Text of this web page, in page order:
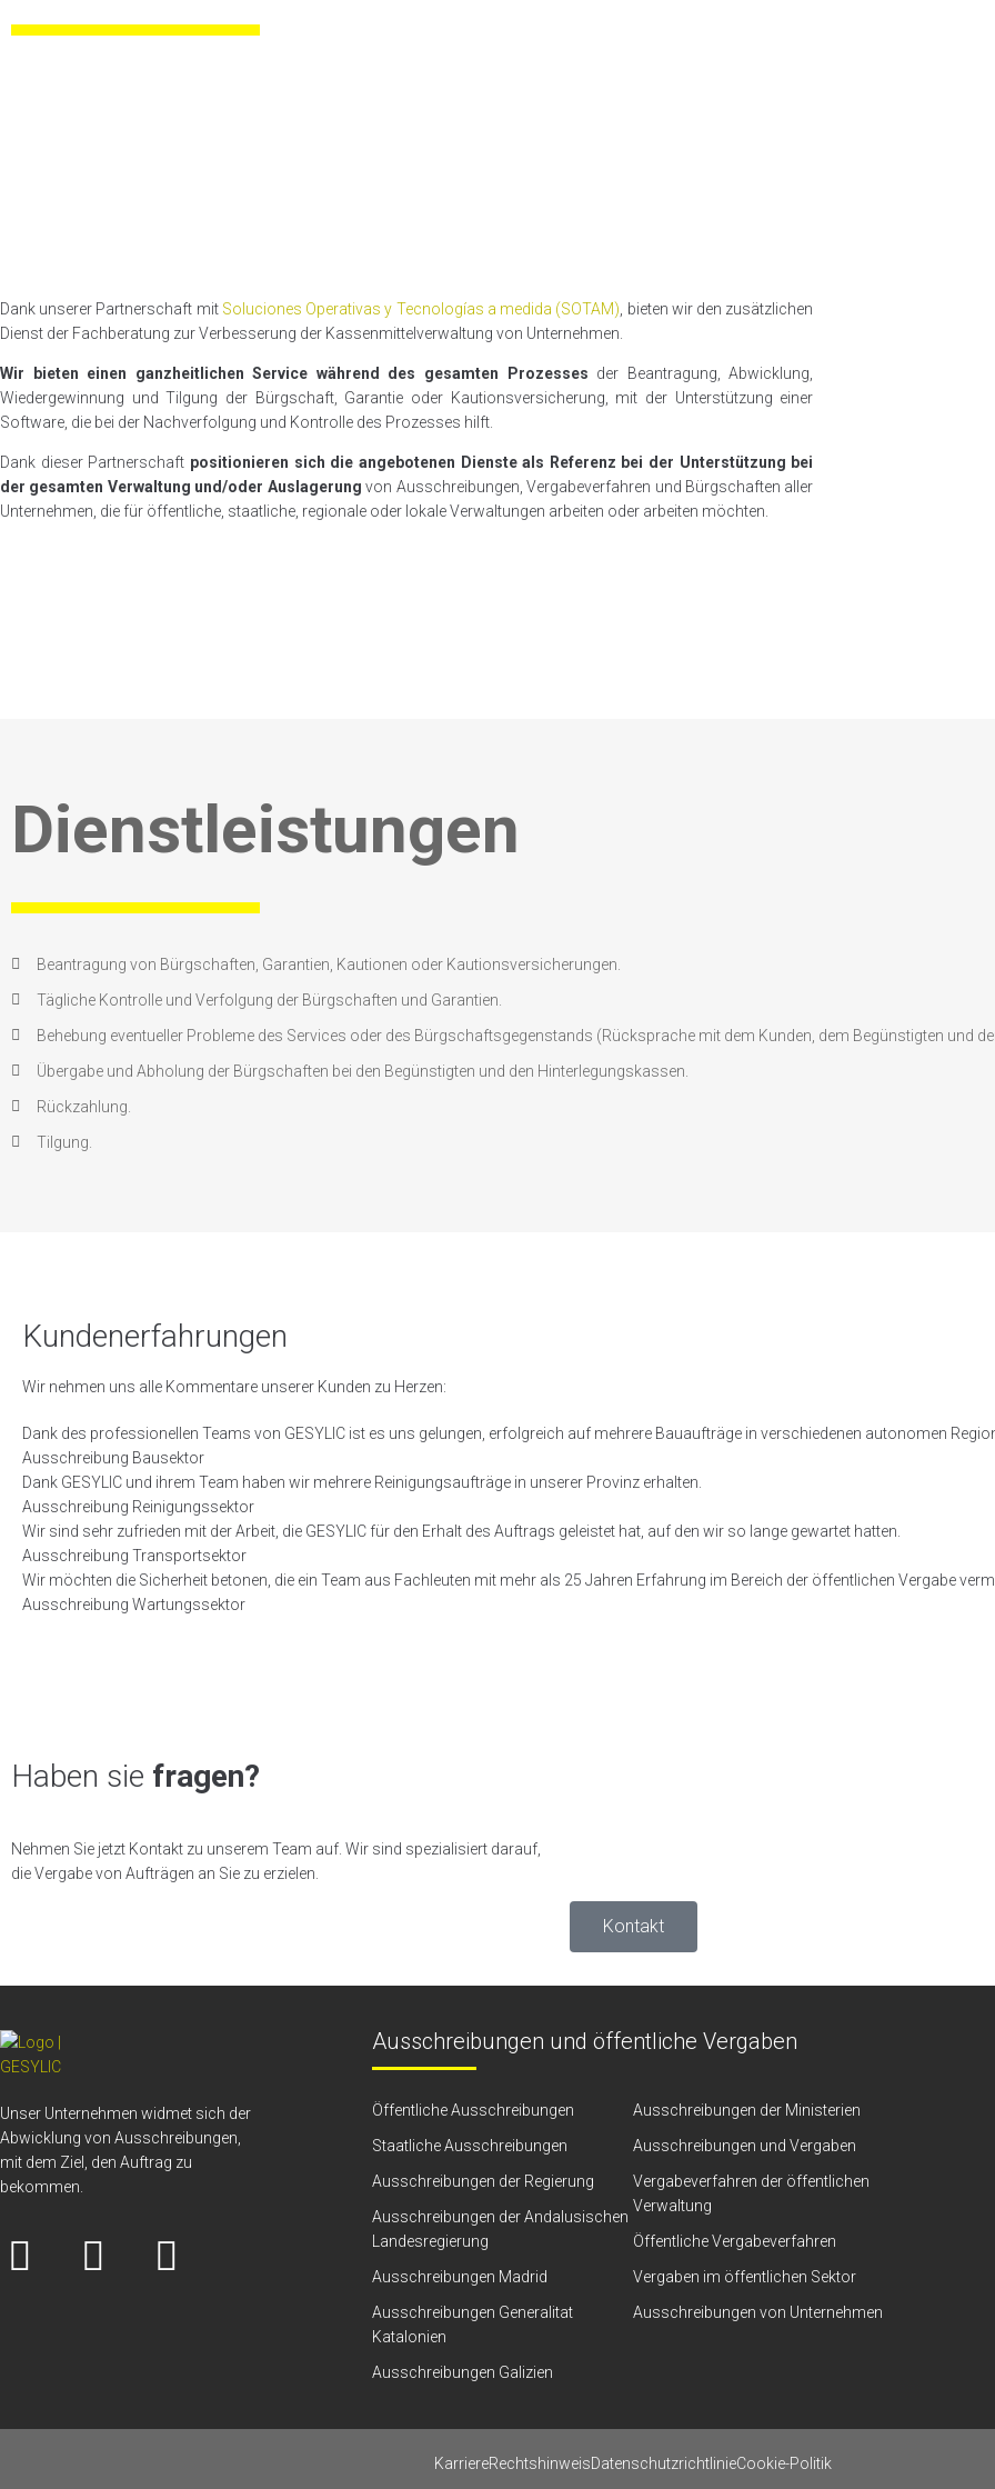
Dank unserer Partnerschaft mit Soluciones Operativas y Tecnologías a medida (SOTAM) , bieten wir den zusätzlichen
Dienst der Fachberatung zur Verbesserung der Kassenmittelverwaltung von Unternehmen.
Wir bieten einen ganzheitlichen Service während des gesamten Prozesses der Beantragung, Abwicklung,
Wiedergewinnung und Tilgung der Bürgschaft, Garantie oder Kautionsversicherung, mit der Unterstützung einer
Software, die bei der Nachverfolgung und Kontrolle des Prozesses hilft.
Dank dieser Partnerschaft positionieren sich die angebotenen Dienste als Referenz bei der Unterstützung bei
der gesamten Verwaltung und/oder Auslagerung von Ausschreibungen, Vergabeverfahren und Bürgschaften aller
Unternehmen, die für öffentliche, staatliche, regionale oder lokale Verwaltungen arbeiten oder arbeiten möchten.
Dienstleistungen
Beantragung von Bürgschaften, Garantien, Kautionen oder Kautionsversicherungen.
Tägliche Kontrolle und Verfolgung der Bürgschaften und Garantien.
Behebung eventueller Probleme des Services oder des Bürgschaftsgegenstands (Rücksprache mit dem Kunden, dem Begünstigten und
Übergabe und Abholung der Bürgschaften bei den Begünstigten und den Hinterlegungskassen.
Rückzahlung.
Tilgung.
Kundenerfahrungen
Wir nehmen uns alle Kommentare unserer Kunden zu Herzen:
Dank des professionellen Teams von GESYLIC ist es uns gelungen, erfolgreich auf mehrere Bauaufträge in verschiedenen autonomen
Ausschreibung Bausektor
Dank GESYLIC und ihrem Team haben wir mehrere Reinigungsaufträge in unserer Provinz erhalten.
Ausschreibung Reinigungssektor
Wir sind sehr zufrieden mit der Arbeit, die GESYLIC für den Erhalt des Auftrags geleistet hat, auf den wir so lange gewartet hatten.
Ausschreibung Transportsektor
Wir möchten die Sicherheit betonen, die ein Team aus Fachleuten mit mehr als 25 Jahren Erfahrung im Bereich der öffentlichen Vergabe
Ausschreibung Wartungssektor
Haben sie fragen?
Nehmen Sie jetzt Kontakt zu unserem Team auf. Wir sind spezialisiert darauf,
die Vergabe von Aufträgen an Sie zu erzielen.
Kontakt
Unser Unternehmen widmet sich der
Abwicklung von Ausschreibungen,
mit dem Ziel, den Auftrag zu
bekommen.
Ausschreibungen und öffentliche Vergaben
Öffentliche Ausschreibungen
Staatliche Ausschreibungen
Ausschreibungen der Regierung
Ausschreibungen der Andalusischen
Landesregierung
Ausschreibungen Madrid
Ausschreibungen Generalitat
Katalonien
Ausschreibungen Galizien
Ausschreibungen der Ministerien
Ausschreibungen und Vergaben
Vergabeverfahren der öffentlichen
Verwaltung
Öffentliche Vergabeverfahren
Vergaben im öffentlichen Sektor
Ausschreibungen von Unternehmen
KarriereRechtshinweisDatenschutzrichtlinieCookie-Politik